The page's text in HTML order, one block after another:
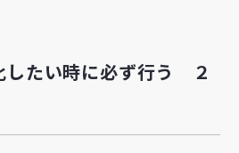
したい時に必ず行う ２